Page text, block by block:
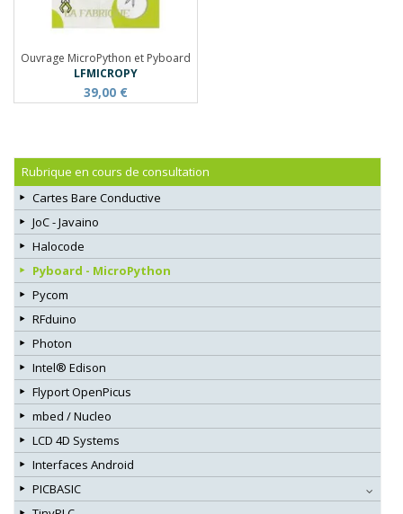
Ouvrage MicroPython et Pyboard
LFMICROPY
39,00 €
Rubrique en cours de consultation
Cartes Bare Conductive
JoC - Javaino
Halocode
Pyboard - MicroPython
Pycom
RFduino
Photon
Intel® Edison
Flyport OpenPicus
mbed / Nucleo
LCD 4D Systems
Interfaces Android
PICBASIC